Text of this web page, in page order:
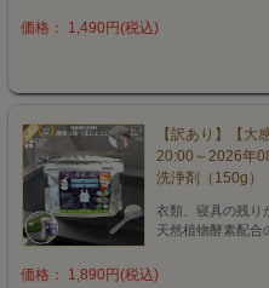
価格： 1,490円(税込)
【訳あり】【
20:00～2026年
洗浄剤（150g）
衣類、寝具の残り
天然植物酵素配合
価格： 1,890円(税込)